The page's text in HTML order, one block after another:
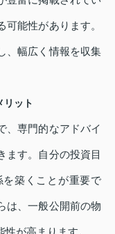
能性があります。
、幅広く情報を収集
リット
、専門的なアドバイ
ます。自分の投資目
築くことが重要で
は、一般公開前の物
が高まります。